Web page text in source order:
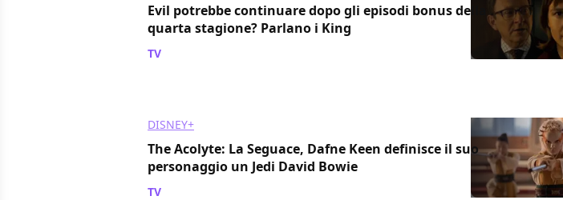
Evil potrebbe continuare dopo gli episodi bonus della
quarta stagione? Parlano i King
TV
DISNEY+
The Acolyte: La Seguace, Dafne Keen definisce il suo
personaggio un Jedi David Bowie
TV